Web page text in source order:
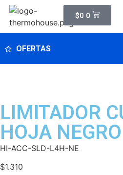
$0 0
OFERTAS
LIMITADOR
HOJA NEGRO
HI-ACC-SLD-L4H-NE
$1.310